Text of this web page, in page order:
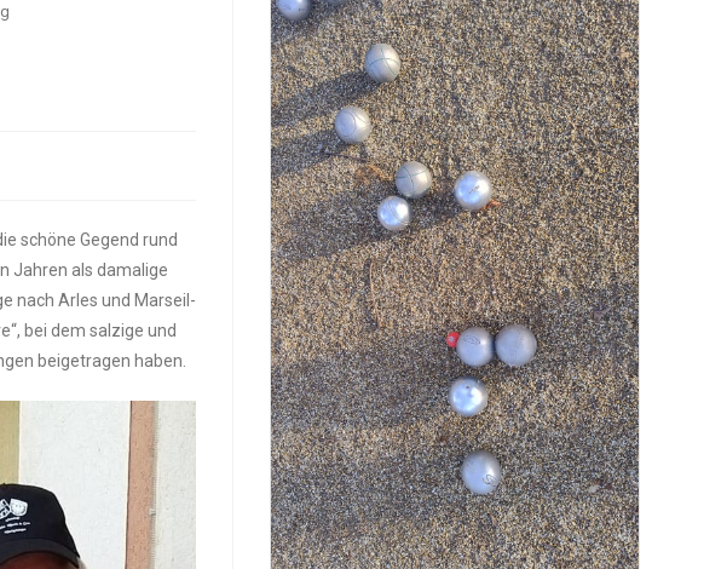
schö­ne Gegend rund
Jah­ren als dama­li­ge
nach Arles und Mar­seil­
bei dem sal­zi­ge und
bei­getra­gen haben.